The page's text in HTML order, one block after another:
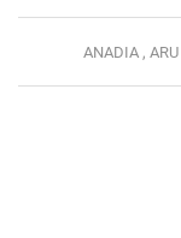
ANADIA , ARU